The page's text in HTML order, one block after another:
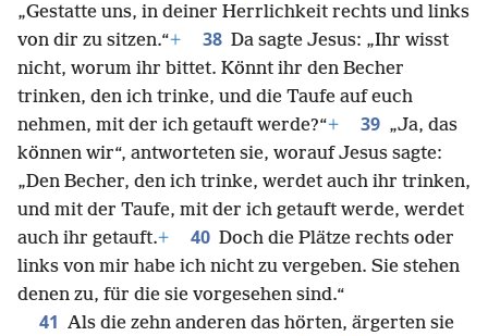
„Gestatte uns, in deiner Herrlichkeit rechts und links
von dir zu sitzen.“+ 38 Da sagte Jesus: „Ihr wisst
nicht, worum ihr bittet. Könnt ihr den Becher
trinken, den ich trinke, und die Taufe auf euch
nehmen, mit der ich getauft werde?“+ 39 „Ja, das
können wir“, antworteten sie, worauf Jesus sagte:
„Den Becher, den ich trinke, werdet auch ihr trinken,
und mit der Taufe, mit der ich getauft werde, werdet
auch ihr getauft.+ 40 Doch die Plätze rechts oder
links von mir habe ich nicht zu vergeben. Sie stehen
denen zu, für die sie vorgesehen sind.“
41 Als die zehn anderen das hörten, ärgerten sie